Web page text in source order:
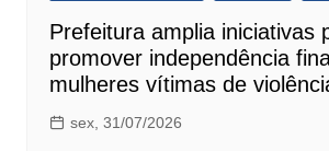
Prefeitura amplia iniciativas
promover independência
mulheres vítimas de
sex, 31/07/2026